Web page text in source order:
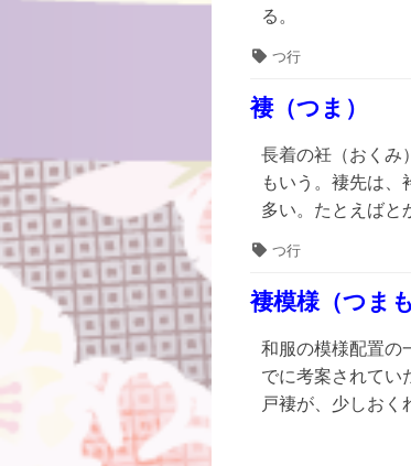
る。
タ つ行
褄（つま）
長着の衽（おくみ
もいう。褄先は
多い。たとえばと
タ つ行
褄模様（つま
和服の模様配置の
でに考案されてい
戸褄が、少しお